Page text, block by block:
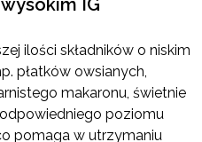
IG
ilości składników o niskim
płatków owsianych,
makaronu, świetnie
poziomu
pomaga w utrzymaniu